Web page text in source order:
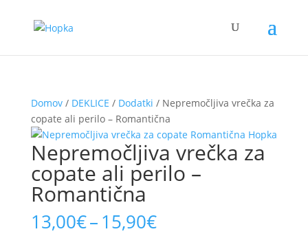
Domov/ DEKLICE / Dodatki / Nepremočljiva vrečka za
copate ali perilo – Romantična
Nepremočljiva vrečka za
copate ali perilo –
Romantična
13,00€–15,90€Price